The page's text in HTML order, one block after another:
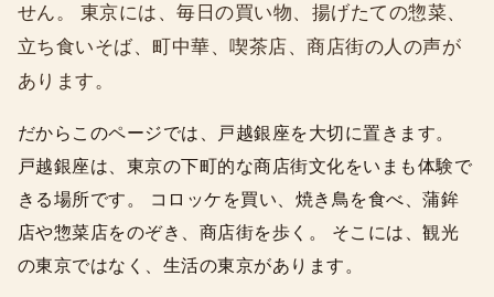
せん。 東京には、毎日の買い物、揚げたての惣菜、
立ち食いそば、町中華、喫茶店、商店街の人の声が
あります。
だからこのページでは、戸越銀座を大切に置きます。
戸越銀座は、東京の下町的な商店街文化をいまも体験で
きる場所です。 コロッケを買い、焼き鳥を食べ、蒲鉾
店や惣菜店をのぞき、商店街を歩く。 そこには、観光
の東京ではなく、生活の東京があります。